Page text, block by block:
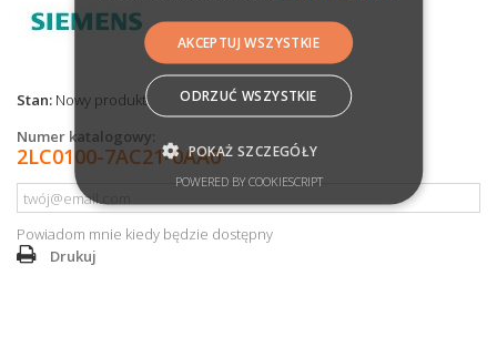
Stan: Nowy produkt
Numer katalogowy:
2LC0100-7AC21-0AA0
Powiadom mnie kiedy będzie dostępny
Drukuj
AKCEPTUJ WSZYSTKIE
ODRZUĆ WSZYSTKIE
POKAŻ SZCZEGÓŁY
POWERED BY COOKIESCRIPT